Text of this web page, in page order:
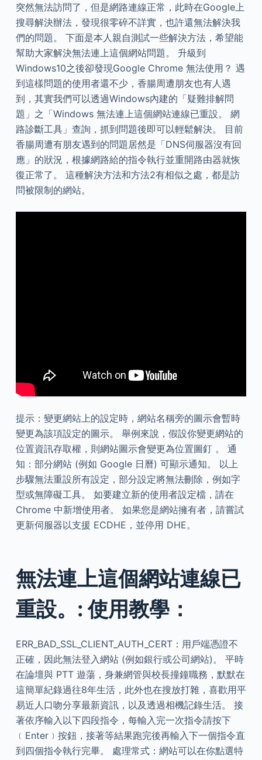
突然無法訪問了，但是網路連線正常，此時在Google上
搜尋解決辦法，發現很零碎不詳實，也許還無法解決我
們的問題。 下面是本人親自測試一些解決方法，希望能
幫助大家解決無法連上這個網站問題。 升級到
Windows10之後卻發現Google Chrome 無法使用？ 遇
到這樣問題的使用者還不少，香腸周遭朋友也有人遇
到，其實我們可以透過Windows內建的「疑難排解問
題」之「Windows 無法連上這個網站連線已重設。 網
路診斷工具」查詢，抓到問題後即可以輕鬆解決。 目前
香腸周遭有朋友遇到的問題居然是「DNS伺服器沒有回
應」的狀況，根據網路給的指令執行並重開路由器就恢
復正常了。 這種解決方法和方法2有相似之處，都是訪
問被限制的網站。
提示：變更網站上的設定時，網站名稱旁的圖示會暫時
變更為該項設定的圖示。 舉例來說，假設你變更網站的
位置資訊存取權，則網站圖示會變更為位置圖釘 。 通
知：部分網站 (例如 Google 日曆) 可顯示通知。 以上
步驟無法重設所有設定，部分設定將無法刪除，例如字
型或無障礙工具。 如要建立新的使用者設定檔，請在
Chrome 中新增使用者。 如果您是網站擁有者，請嘗試
更新伺服器以支援 ECDHE，並停用 DHE。
無法連上這個網站連線已
重設。: 使用教學：
ERR_BAD_SSL_CLIENT_AUTH_CERT：用戶端憑證不
正確，因此無法登入網站 (例如銀行或公司網站)。 平時
在論壇與 PTT 遊蕩，身兼網管與校長撞鐘職務，默默在
這簡單紀錄過往8年生活，此外也在搜放打雜，喜歡用平
易近人口吻分享最新資訊，以及透過相機記錄生活。 接
著依序輸入以下四段指令，每輸入完一次指令請按下
﹝Enter﹞按鈕，接著等結果跑完後再輸入下一個指令直
到四個指令執行完畢。 處理常式：網站可以在你點選特